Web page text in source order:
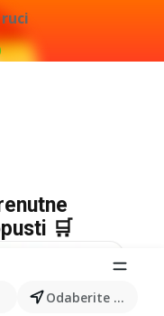
proizvode... Odaberite grad
🛒